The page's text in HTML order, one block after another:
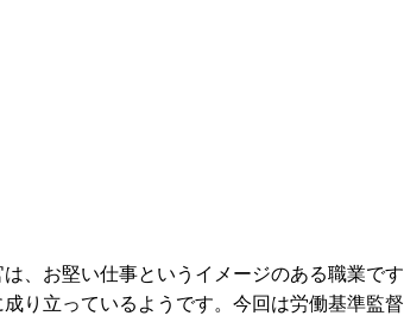
、お堅い仕事というイメージのある職業です
り立っているようです。今回は労働基準監督